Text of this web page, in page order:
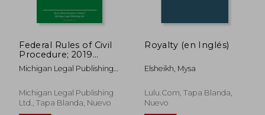
Federal Rules of Civil
Procedure; 2019
Edition: With
Statutory
Inglés)
Michigan Legal Publishing
Michigan Legal Publishing
Ltd., Tapa Blanda, Nuevo
Royalty (en Inglés)
Elsheikh, Mysa
Lulu.com, Tapa Blanda,
Nuevo